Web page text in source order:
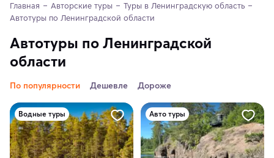
Главная Авторские туры
Туры в Ленинградскую область
Автотуры по Ленинградской области
Автотуры по Ленинградской
области
По популярности Дешевле Дороже
Водные туры Авто туры